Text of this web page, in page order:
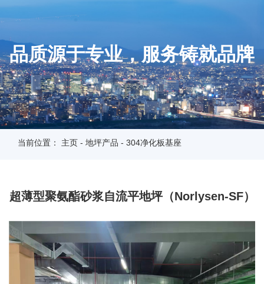
品质源于专业，服务铸就品牌
当前位置： 主页 - 地坪产品 - 304净化板基座
超薄型聚氨酯砂浆自流平地坪（Norlysen-SF）